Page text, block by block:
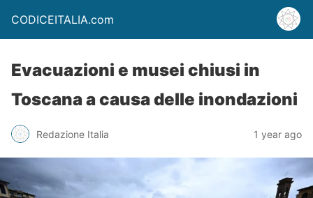
CODICEITALIA.com
Evacuazioni e musei chiusi in
Toscana a causa delle inondazioni
Redazione Italia 1 year ago